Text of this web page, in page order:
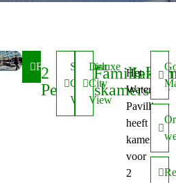
Faciliteiten
2
Persoonskamers
Superior
City
View
Deluxe
City
View
Het
Watergate
Pavillion
heeft
kamers
voor
2